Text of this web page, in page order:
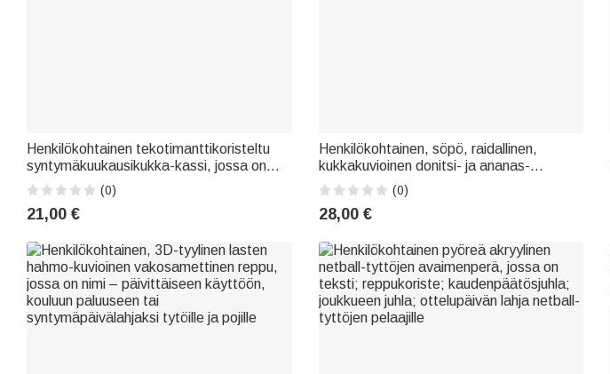
Henkilökohtainen tekotimanttikoristeltu
syntymäkuukausikukka-kassi, jossa on
nimi ja alkukirjain – polttareiden
syntymäpäivälahja naisille ja tytöille
(0)
21,00 €
Henkilökohtainen, söpö, raidallinen,
kukkakuvioinen donitsi- ja ananas-
koristeinen käsilaukku, jossa on
brodeerattu nimi – kesäloma-, rantajuhla-
ja syntymäpäivälahja lapsille
(0)
28,00 €